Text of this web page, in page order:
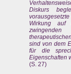
Diskurs
Wirkung auf
sind von dem
für die
Eigenschaften
(S. 27)